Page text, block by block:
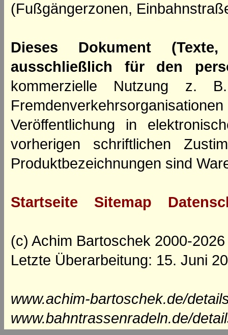
(Fußgängerzonen,
Dieses Dokument
ausschließlich für den
kommerzielle Nutzung z.
Veröffentlichung in
vorherigen schriftlichen
Produktbezeichnungen sind
Startseite Sitemap
(c) Achim Bartoschek 2000-2026
Letzte Überarbeitung: 15. Juni
www.achim-bartoschek.de/
www.bahntrassenradeln.de/